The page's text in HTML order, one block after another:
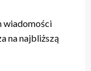
wiadomości
na najbliższą